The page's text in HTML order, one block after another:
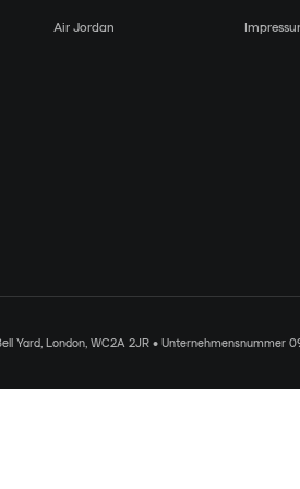
Air Jordan
Yard, London, WC2A 2JR • Unternehmensnummer